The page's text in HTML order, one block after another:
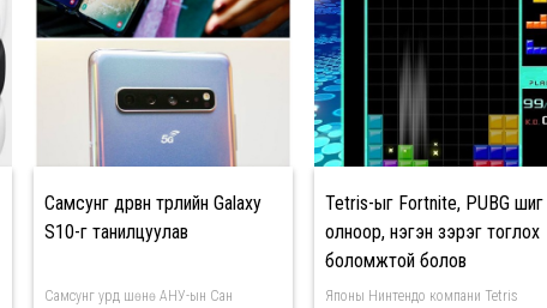
Самсунг дөрвөн төрлийн Galaxy
S10-г танилцуулав
Самсунг урд шөнө АНУ-ын Сан
Tetris-ыг Fortnite, PUBG шиг
олноор, нэгэн зэрэг тоглох
боломжтой болов
Японы Нинтендо компани Tetris